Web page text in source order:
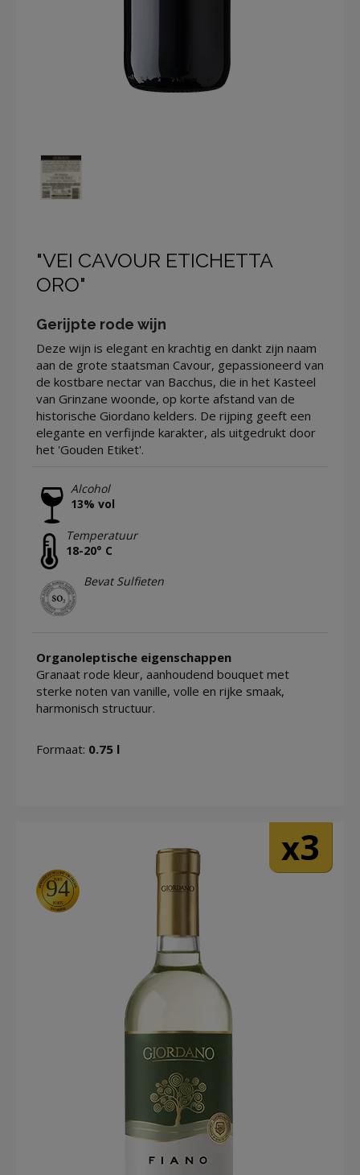
"VEI CAVOUR ETICHETTA
ORO"
Gerijpte rode wijn
Deze wijn is elegant en krachtig en dankt zijn naam
aan de grote staatsman Cavour, gepassioneerd van
de kostbare nectar van Bacchus, die in het Kasteel
van Grinzane woonde, op korte afstand van de
historische Giordano kelders. De rijping geeft een
elegante en verfijnde karakter, als uitgedrukt door
het 'Gouden Etiket'.
Alcohol
13% vol
Temperatuur
18-20° C
Bevat Sulfieten
Organoleptische eigenschappen
Granaat rode kleur, aanhoudend bouquet met
sterke noten van vanille, volle en rijke smaak,
harmonisch structuur.
Formaat: 0.75 l
94
x3